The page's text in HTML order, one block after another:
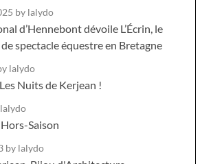
by lalydo
d’Hennebont dévoile L’Écrin, le
spectacle équestre en Bretagne
lalydo
Nuits de Kerjean !
Saison
by lalydo